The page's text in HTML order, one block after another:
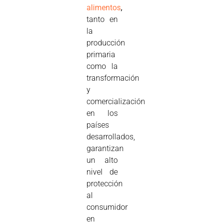
alimentos,
tanto en
la
producción
primaria
como la
transformación
y
comercialización
en los
países
desarrollados,
garantizan
un alto
nivel de
protección
al
consumidor
en